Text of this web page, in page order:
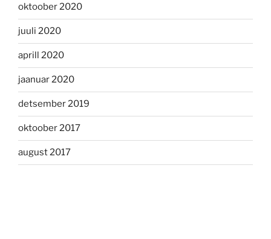
oktoober 2020
juuli 2020
aprill 2020
jaanuar 2020
detsember 2019
oktoober 2017
august 2017